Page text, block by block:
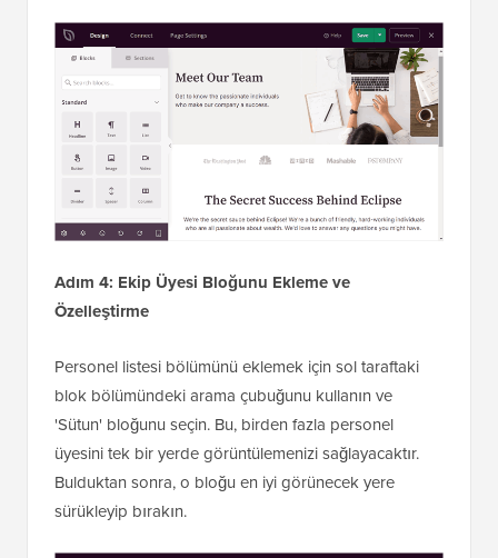
Adım 4: Ekip Üyesi Bloğunu Ekleme ve
Özelleştirme
Personel listesi bölümünü eklemek için sol taraftaki
blok bölümündeki arama çubuğunu kullanın ve
'Sütun' bloğunu seçin. Bu, birden fazla personel
üyesini tek bir yerde görüntülemenizi sağlayacaktır.
Bulduktan sonra, o bloğu en iyi görünecek yere
sürükleyip bırakın.